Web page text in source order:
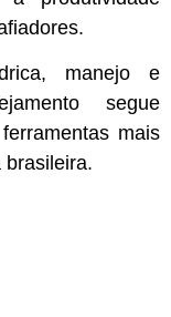
manejo e
segue
mais
brasileira.